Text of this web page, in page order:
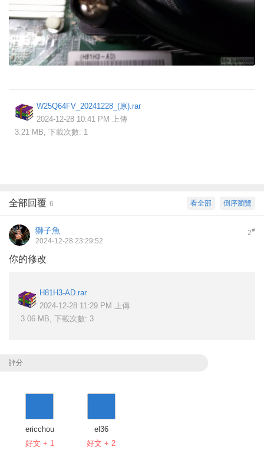
W25Q64FV_20241228_(原).rar
2024-12-28 10:41 PM 上傳
3.21 MB, 下載次數: 1
倒序瀏覽
看全部
全部回覆 6
2#
獅子魚
2024-12-28 23:29:52
你的修改
H81H3-AD.rar
2024-12-28 11:29 PM 上傳
3.06 MB, 下載次數: 3
評分
ericchou
好文 + 1
el36
好文 + 2